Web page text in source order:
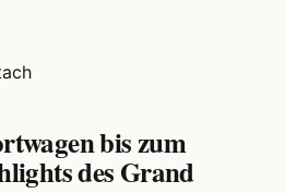
bis zum
des Grand